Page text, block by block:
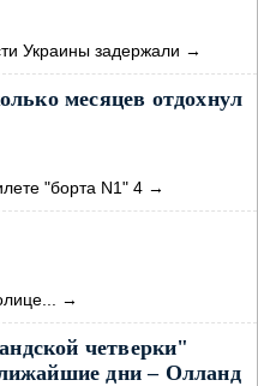
Украины задержали →
месяцев отдохнул
"борта N1" 4 →
→
четверки"
дни – Олланд